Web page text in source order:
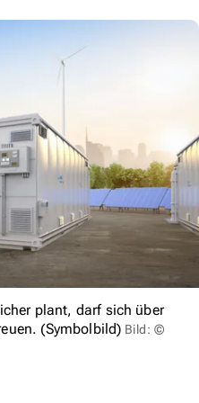
plant, darf sich über
(Symbolbild) Bild: ©